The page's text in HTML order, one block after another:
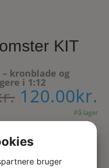
KIT
kronblade og
i 1:12
Den
pris
180.00kr..
120.00kr.
På lager
bruger